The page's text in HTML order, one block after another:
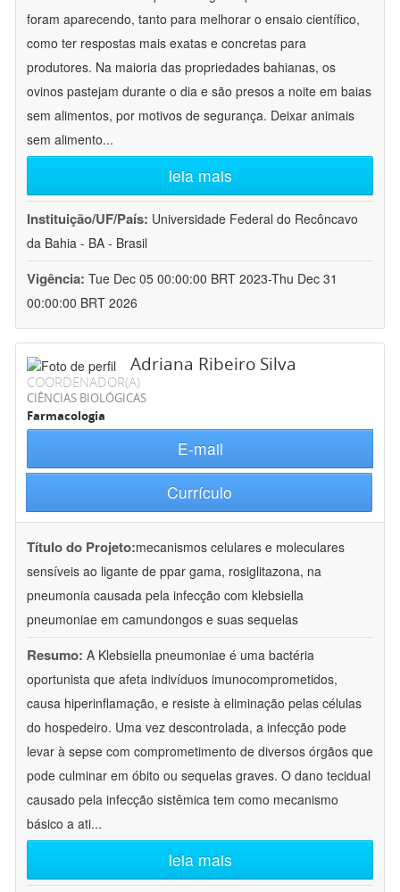
foram aparecendo, tanto para melhorar o ensaio científico,
como ter respostas mais exatas e concretas para
produtores. Na maioria das propriedades bahianas, os
ovinos pastejam durante o dia e são presos a noite em baias
sem alimentos, por motivos de segurança. Deixar animais
sem alimento...
leia mais
Instituição/UF/País: Universidade Federal do Recôncavo
da Bahia - BA - Brasil
Vigência: Tue Dec 05 00:00:00 BRT 2023-Thu Dec 31
00:00:00 BRT 2026
Adriana Ribeiro Silva
COORDENADOR(A)
CIÊNCIAS BIOLÓGICAS
Farmacologia
E-mail
Currículo
Título do Projeto:mecanismos celulares e moleculares
sensíveis ao ligante de ppar gama, rosiglitazona, na
pneumonia causada pela infecção com klebsiella
pneumoniae em camundongos e suas sequelas
Resumo: A Klebsiella pneumoniae é uma bactéria
oportunista que afeta indivíduos imunocomprometidos,
causa hiperinflamação, e resiste à eliminação pelas células
do hospedeiro. Uma vez descontrolada, a infecção pode
levar à sepse com comprometimento de diversos órgãos que
pode culminar em óbito ou sequelas graves. O dano tecidual
causado pela infecção sistêmica tem como mecanismo
básico a ati...
leia mais